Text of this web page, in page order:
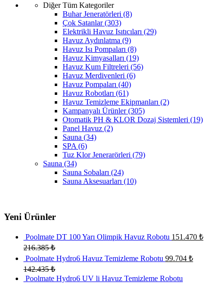
Diğer Tüm Kategoriler
Buhar Jeneratörleri (8)
Çok Satanlar(303)
Elektrikli Havuz Isıtıcıları (29)
Havuz Aydınlatma (9)
Havuz Isı Pompaları (8)
Havuz Kimyasalları (19)
Havuz Kum Filtreleri (56)
Havuz Merdivenleri (6)
Havuz Pompaları (40)
Havuz Robotları (61)
Havuz Temizleme Ekipmanları (2)
Kampanyalı Ürünler(305)
Otomatik PH & KLOR Dozaj Sistemleri (19)
Panel Havuz (2)
Sauna (34)
SPA (6)
Tuz Klor Jenerarörleri (79)
Sauna (34)
Sauna Sobaları (24)
Sauna Aksesuarları (10)
Yeni Ürünler
Poolmate DT 100 Yarı Olimpik Havuz Robotu 151.470 ₺
216.385₺
Poolmate Hydro6 Havuz Temizleme Robotu 99.704 ₺
142.435₺
Poolmate Hydro6 UV li Havuz Temizleme Robotu